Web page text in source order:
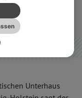
Unterhaus